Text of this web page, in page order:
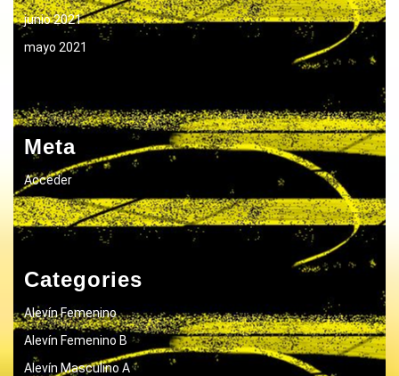
junio 2021
mayo 2021
Meta
Acceder
Categories
Alevín Femenino
Alevín Femenino B
Alevín Masculino A